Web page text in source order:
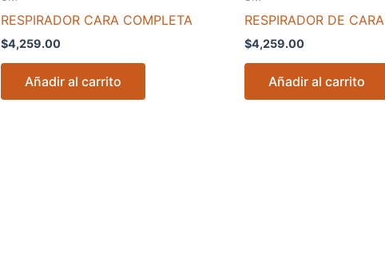
RESPIRADOR CARA COMPLETA
$4,259.00
Añadir al carrito
RESPIRADOR DE
$4,259.00
Añadir al carrito